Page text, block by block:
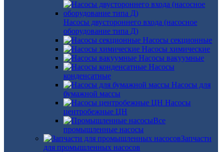
Насосы двустороннего входа (насосное
оборудование типа Д)
Насосы секционные
Насосы химические
Насосы вакуумные
Насосы
конденсатные
Насосы для
бумажной массы
Насосы
центробежные ЦН
Все
промышленные насосы
Запчасти
для промышленных насосов